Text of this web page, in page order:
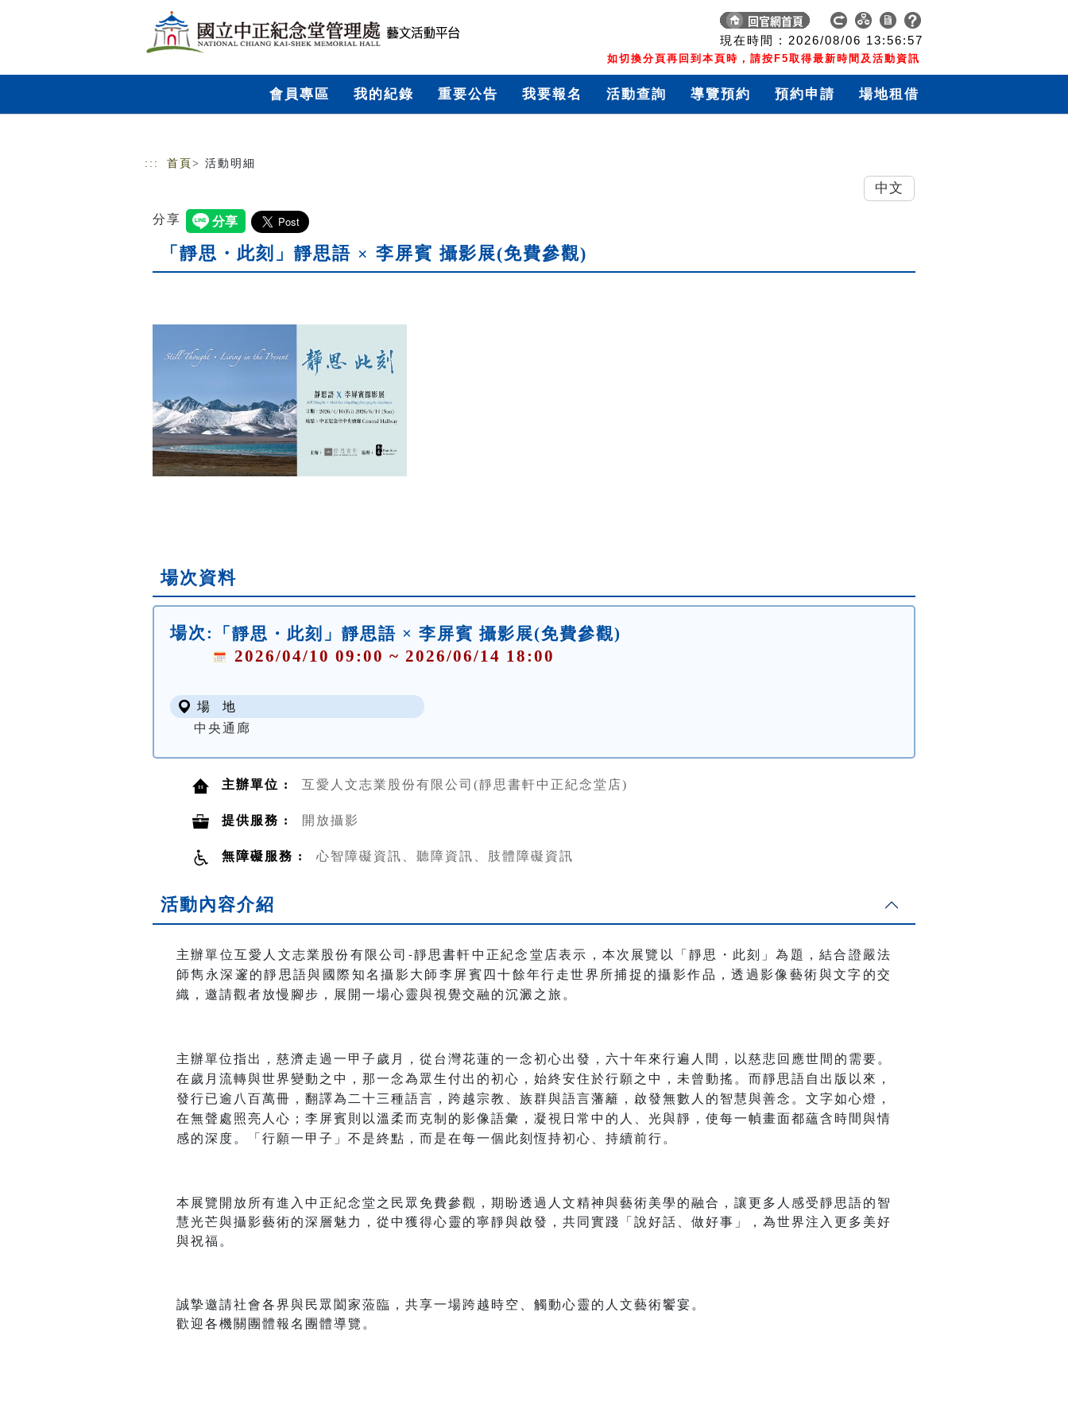
現在時間 : 2026/08/06 13:56:58
如切換分頁再回到本頁時，請按F5取得最新時間及活動資訊
會員專區 我的紀錄 重要公告 我要報名 活動查詢 導覽預約 預約申請 場地租借
::: 首頁 > 活動明細
分享
「靜思・此刻」靜思語 × 李屏賓 攝影展(免費參觀)
場次資料
場次:
「靜思・此刻」靜思語 × 李屏賓 攝影展(免費參觀)
2026/04/10 09:00 ~ 2026/06/14 18:00
場 地
中央通廊
主辦單位 : 互愛人文志業股份有限公司(靜思書軒中正紀念堂店)
提供服務 : 開放攝影
無障礙服務 : 心智障礙資訊、聽障資訊、肢體障礙資訊
活動內容介紹
主辦單位互愛人文志業股份有限公司 -靜思書軒中正紀念堂店表示，本次展覽以「靜思・此刻」為題，結合證嚴法
師雋永深邃的靜思語與國際知名攝影大師李屏賓四十餘年行走世界所捕捉的攝影作品，透過影像藝術與文字的交
織，邀請觀者放慢腳步，展開一場心靈與視覺交融的沉澱之旅。
主辦單位指出，慈濟走過一甲子歲月，從台灣花蓮的一念初心出發，六十年來行遍人間，以慈悲回應世間的需要。
在歲月流轉與世界變動之中，那一念為眾生付出的初心，始終安住於行願之中，未曾動搖。而靜思語自出版以來，
發行已逾八百萬冊，翻譯為二十三種語言，跨越宗教、族群與語言藩籬，啟發無數人的智慧與善念。文字如心燈，
在無聲處照亮人心；李屏賓則以溫柔而克制的影像語彙，凝視日常中的人、光與靜，使每一幀畫面都蘊含時間與情
感的深度。「行願一甲子」不是終點，而是在每一個此刻恆持初心、持續前行。
本展覽開放所有進入中正紀念堂之民眾免費參觀，期盼透過人文精神與藝術美學的融合，讓更多人感受靜思語的智
慧光芒與攝影藝術的深層魅力，從中獲得心靈的寧靜與啟發，共同實踐「說好話、做好事」，為世界注入更多美好
與祝福。
誠摯邀請社會各界與民眾闔家蒞臨，共享一場跨越時空、觸動心靈的人文藝術饗宴。
歡迎各機關團體報名團體導覽。